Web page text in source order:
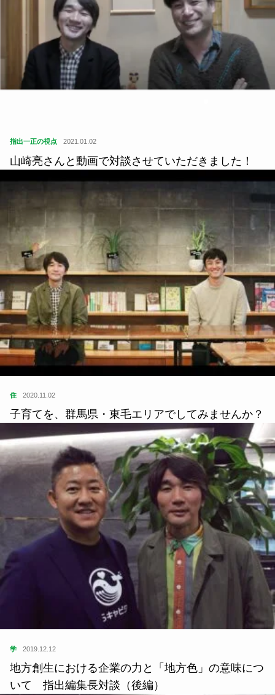
指出一正の視点 2021.01.02
山崎亮さんと動画で対談させていただきました！
住 2020.11.02
子育てを、群馬県・東毛エリアでしてみませんか？
学 2019.12.12
地方創生における企業の力と「地方色」の意味につ
いて 指出編集長対談（後編）